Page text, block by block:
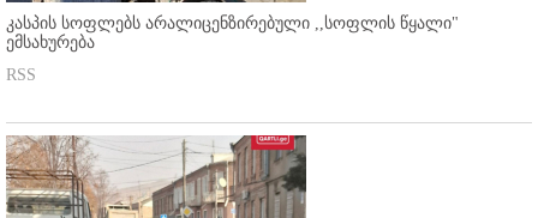
კასპის სოფლებს არალიცენზირებული ,,სოფლის წყალი"
ემსახურება
RSS